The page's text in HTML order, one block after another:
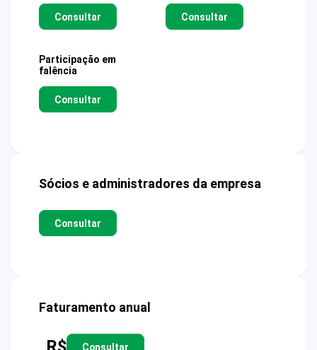
Consultar Consultar
Participação em
falência
Consultar
Sócios e administradores da empresa
Consultar
Faturamento anual
Consultar